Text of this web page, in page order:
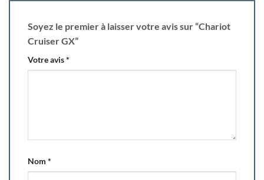
Soyez le premier à laisser votre avis sur “Chariot
Cruiser GX”
Votre avis*
Nom *